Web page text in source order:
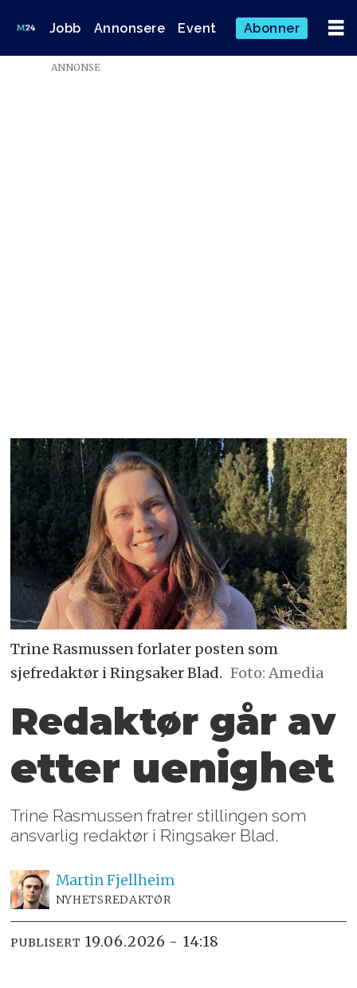
Jobb Annonsere Event Abonner
ANNONSE
Trine Rasmussen forlater posten som
sjefredaktør i Ringsaker Blad. Foto: Amedia
Redaktør går av
etter uenighet
Trine Rasmussen fratrer stillingen som
ansvarlig redaktør i Ringsaker Blad.
MartinFjellheim
NYHETSREDAKTØR
PUBLISERT 19.06.2026 - 14:18